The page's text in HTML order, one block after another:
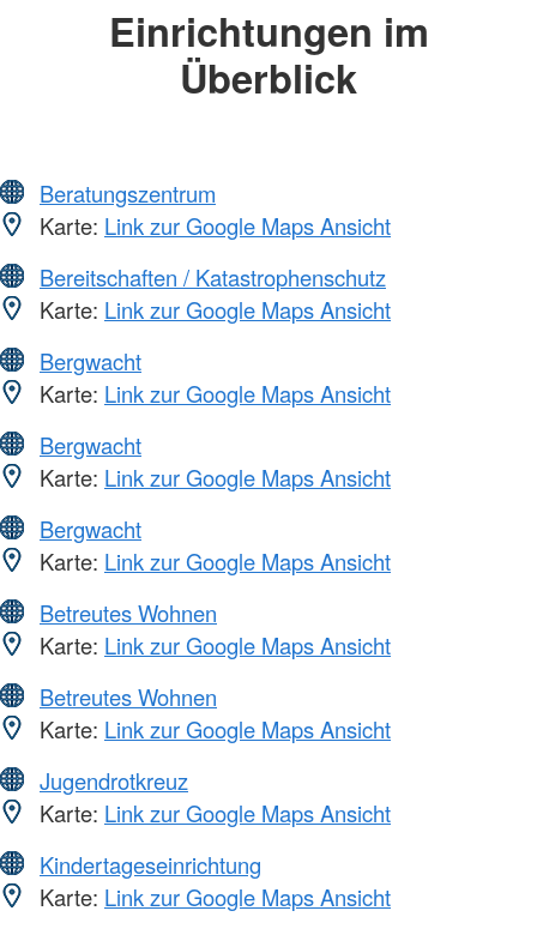
Einrichtungen im
Überblick
Beratungszentrum
Karte: Link zur Google Maps Ansicht
Bereitschaften / Katastrophenschutz
Karte: Link zur Google Maps Ansicht
Bergwacht
Karte: Link zur Google Maps Ansicht
Bergwacht
Karte: Link zur Google Maps Ansicht
Bergwacht
Karte: Link zur Google Maps Ansicht
Betreutes Wohnen
Karte: Link zur Google Maps Ansicht
Betreutes Wohnen
Karte: Link zur Google Maps Ansicht
Jugendrotkreuz
Karte: Link zur Google Maps Ansicht
Kindertageseinrichtung
Karte: Link zur Google Maps Ansicht